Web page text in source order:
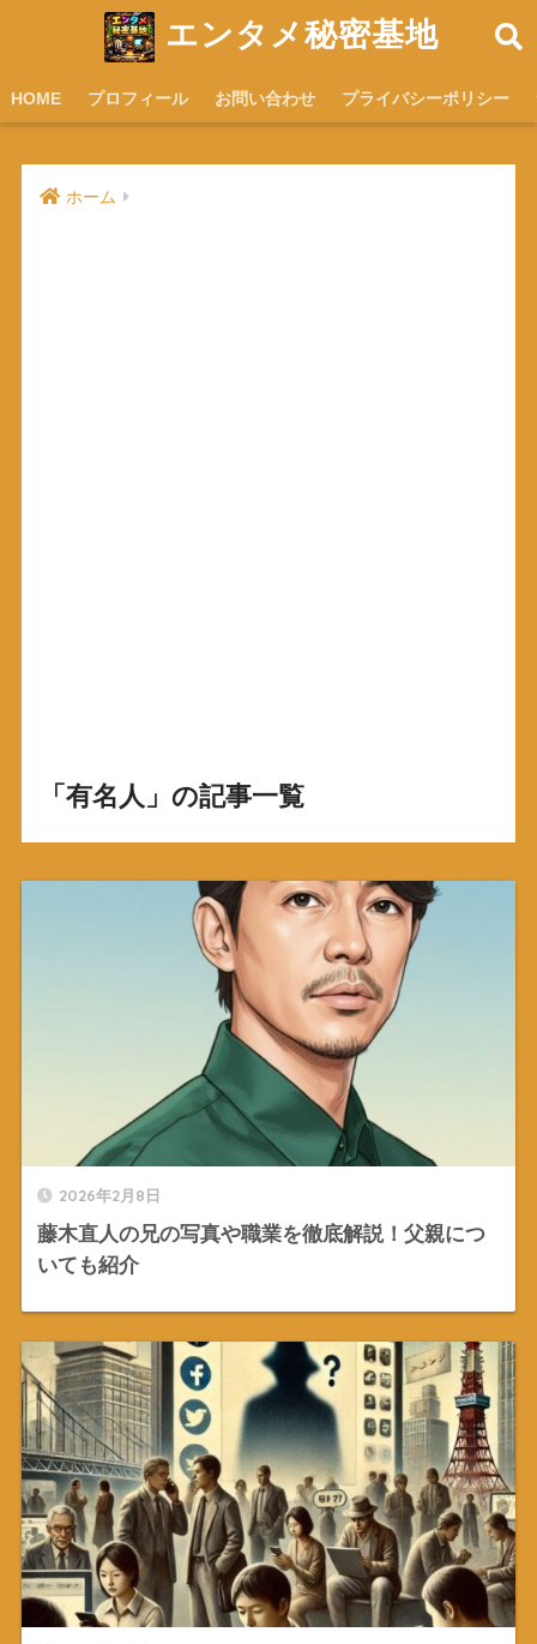
エンタメ秘密基地
HOME プロフィール お問い合わせ プライバシーポリシー
ホーム
「有名人」の記事一覧
2026年2月8日
藤木直人の兄の写真や職業を徹底解説！父親につ
いても紹介